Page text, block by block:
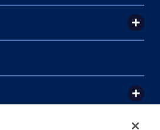
GLOBAL ENTRANCE